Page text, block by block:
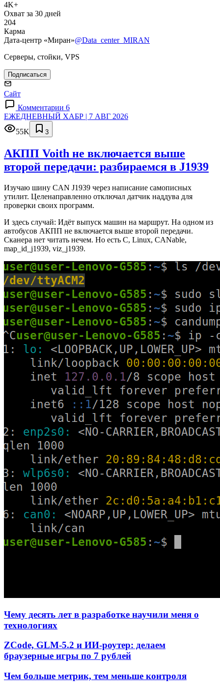
4K+
Охват за 30 дней
204
Карма
Дата-центр «Миран»@Data_center_MIRAN
Серверы, стойки, VPS
Подписаться
Сайт
Комментарии 6
ЕЖЕДНЕВНЫЙ ХАБР | 7 АВГ 2026
55K
3
АКПП Voith не включается выше
второй передачи: разбираемся в J1939
Изучаю шину CAN J1939 через написание самописных
утилит. Целенаправленно отключал датчик наддува для
проверки своих программ.
И здесь случай: Идёт выпуск машин на маршрут. На одном из
автобусов АКПП не включается выше второй передачи.
Сканера нет читать нечем. Но есть C, Linux, CANable,
map_id_j1939, viz_j1939.
Чему десять лет в разработке научили меня о
технологиях
ZCode, GLM-5.2 и ИИ-роутер: делаем
браузерные игры по 7 рублей
Чем больше метрик, тем меньше контроля